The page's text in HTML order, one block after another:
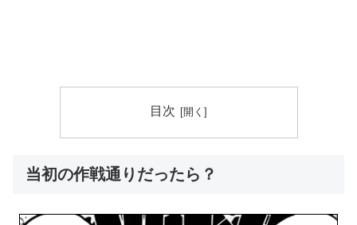
目次
当初の作戦通りだったら？